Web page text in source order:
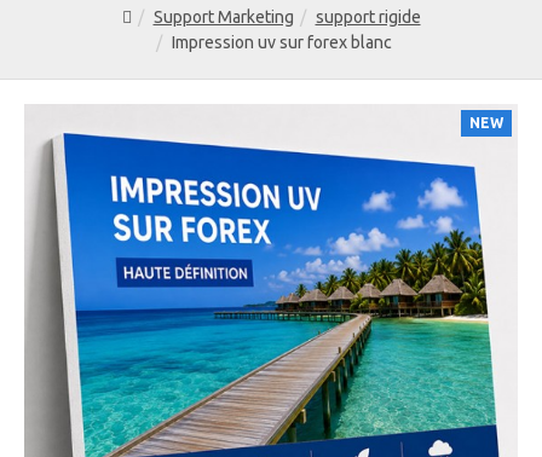
Support Marketing
support rigide
Impression uv sur forex blanc
NEW